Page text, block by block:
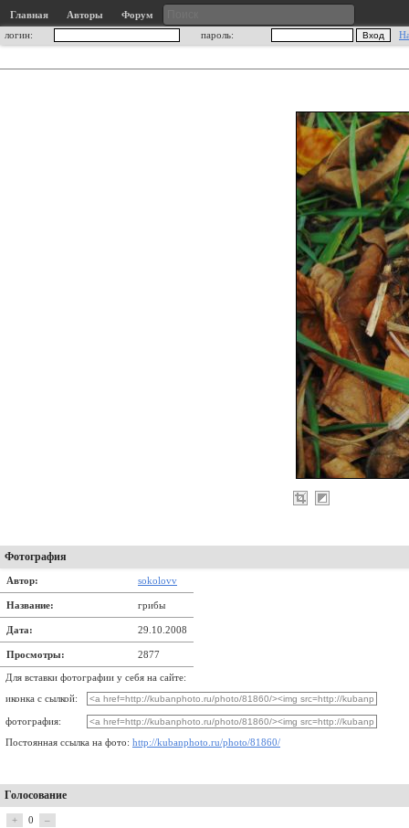
Главная Авторы
Форум
логин:
пароль:
Фотография
Автор: sokolovv
Название: грибы
Дата: 29.10.2008
Просмотры: 2877
Для вставки фотографии у себя на сайте:
иконка с сылкой:
фотография:
Постоянная ссылка на фото: http://kubanphoto.ru/photo/81860/
Голосование
+ 0 –